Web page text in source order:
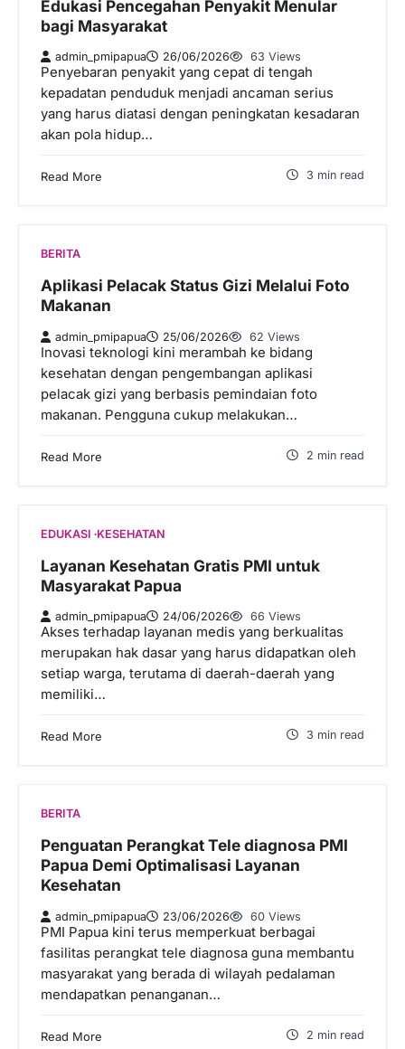
Edukasi Pencegahan Penyakit Menular
bagi Masyarakat
admin_pmipapua 26/06/2026 63 Views
Penyebaran penyakit yang cepat di tengah
kepadatan penduduk menjadi ancaman serius
yang harus diatasi dengan peningkatan kesadaran
akan pola hidup…
Read More 3 min read
BERITA
Aplikasi Pelacak Status Gizi Melalui Foto
Makanan
admin_pmipapua 25/06/2026 62 Views
Inovasi teknologi kini merambah ke bidang
kesehatan dengan pengembangan aplikasi
pelacak gizi yang berbasis pemindaian foto
makanan. Pengguna cukup melakukan…
Read More 2 min read
EDUKASI KESEHATAN
Layanan Kesehatan Gratis PMI untuk
Masyarakat Papua
admin_pmipapua 24/06/2026 66 Views
Akses terhadap layanan medis yang berkualitas
merupakan hak dasar yang harus didapatkan oleh
setiap warga, terutama di daerah-daerah yang
memiliki…
Read More 3 min read
BERITA
Penguatan Perangkat Tele diagnosa PMI
Papua Demi Optimalisasi Layanan
Kesehatan
admin_pmipapua 23/06/2026 60 Views
PMI Papua kini terus memperkuat berbagai
fasilitas perangkat tele diagnosa guna membantu
masyarakat yang berada di wilayah pedalaman
mendapatkan penanganan…
Read More 2 min read